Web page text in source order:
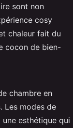
sont non
cosy
chaleur fait du
cocon de bien-
chambre en
Les modes de
esthétique qui